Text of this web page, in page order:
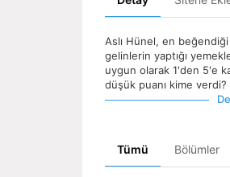
Aslı Hünel, en
gelinlerin yaptığı
uygun olarak 1'den 5'e
düşük puanı kime verdi?
Tümü Bölümler